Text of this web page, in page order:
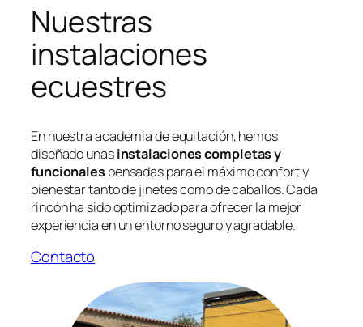
Nuestras
instalaciones
ecuestres
En nuestra academia de equitación, hemos
diseñado unasinstalaciones completas y
funcionales pensadas para el máximo confort y
bienestar tanto de jinetes como de caballos. Cada
rincón ha sido optimizado para ofrecer la mejor
experiencia en un entorno seguro y agradable.
Contacto